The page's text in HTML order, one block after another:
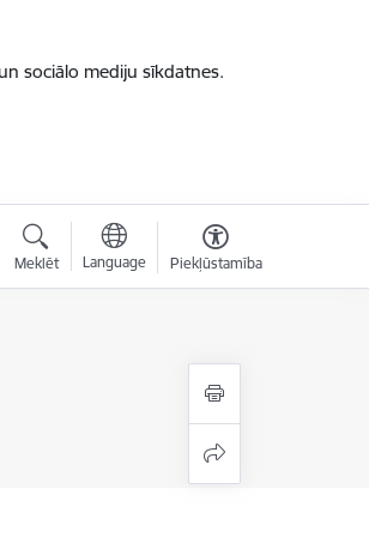
sociālo mediju sīkdatnes.
Meklēt Language Piekļūstamība